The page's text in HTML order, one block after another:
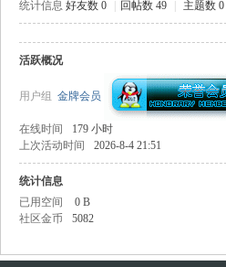
Sh
统计信息 好友数 0 回帖数 49 主题数 0
活跃概况
用户组 金牌会员
在线时间 179 小时
上次活动时间
2026-8-4 21:51
统计信息
已用空间
0 B
社区金币
5082